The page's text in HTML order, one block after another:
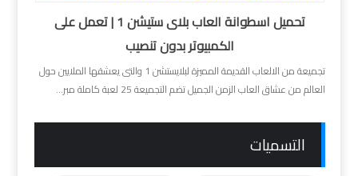
تحميل اسطوانة العاب بلاى ستيشن 1 | تعمل على
الكمبيوتر بدون تنصيب
تجميعة من الالعاب القديمة المميزة لبلايستشن 1 والتى يعشقها الملايين حول
العالم من عشاق العاب الزمن الجميل تضم التجميعة 25 لعبة كاملة مبر...
التسميات